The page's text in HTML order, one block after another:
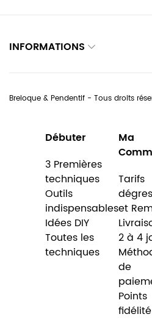
INFORMATIONS
Breloque & Pendentif - Tous droits
Débuter
3 Premières
techniques
Outils
indispensables
Idées DIY
Toutes les
techniques
Ma
Tarifs
et
2 à 4
de
Points
fidélité